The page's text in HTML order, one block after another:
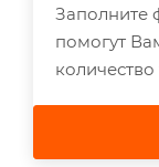
Заполните
помогут
количество